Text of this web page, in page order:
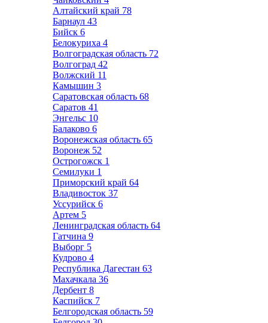
Алтайский край 78
Барнаул 43
Бийск 6
Белокуриха 4
Волгоградская область 72
Волгоград 42
Волжский 11
Камышин 3
Саратовская область 68
Саратов 41
Энгельс 10
Балаково 6
Воронежская область 65
Воронеж 52
Острогожск 1
Семилуки 1
Приморский край 64
Владивосток 37
Уссурийск 6
Артем 5
Ленинградская область 64
Гатчина 9
Выборг 5
Кудрово 4
Республика Дагестан 63
Махачкала 36
Дербент 8
Каспийск 7
Белгородская область 59